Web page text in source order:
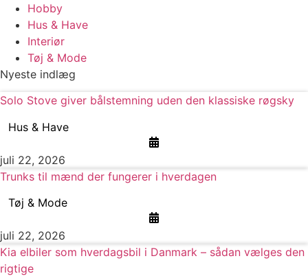
Hobby
Hus & Have
Interiør
Tøj & Mode
Nyeste indlæg
Solo Stove giver bålstemning uden den klassiske røgsky
Hus & Have
juli 22, 2026
Trunks til mænd der fungerer i hverdagen
Tøj & Mode
juli 22, 2026
Kia elbiler som hverdagsbil i Danmark – sådan vælges den
rigtige